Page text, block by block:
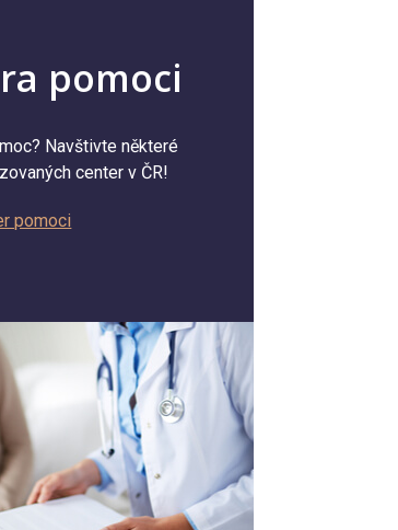
pomoci
Navštivte některé
center v ČR!
pomoci